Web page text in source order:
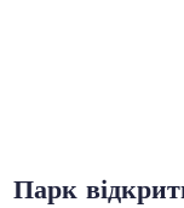
Парк